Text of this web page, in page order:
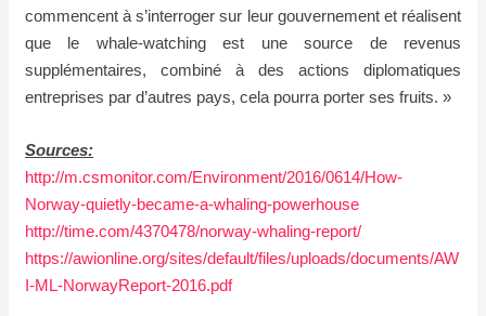
commencent à s’interroger sur leur gouvernement et réalisent
que le whale-watching est une source de revenus
supplémentaires,combiné à des actions diplomatiques
entreprises par d’autres pays, cela pourra porter ses fruits. »
Sources:
http://m.csmonitor.com/Environment/2016/0614/How-
Norway-quietly-became-a-whaling-powerhouse
http://time.com/4370478/norway-whaling-report/
https://awionline.org/sites/default/files/uploads/documents/AW
I-ML-NorwayReport-2016.pdf